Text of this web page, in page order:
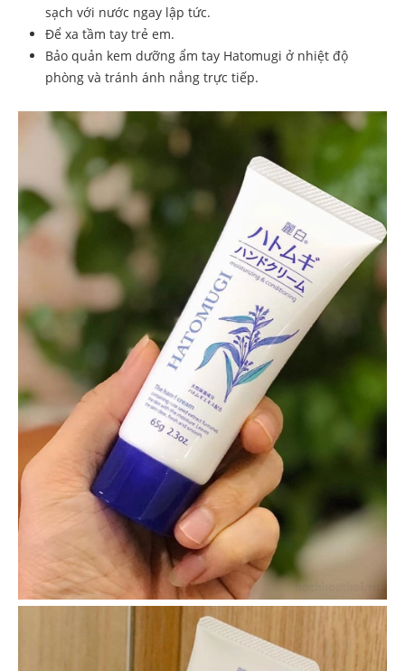
sạch với nước ngay lập tức.
Để xa tầm tay trẻ em.
Bảo quản kem dưỡng ẩm tay Hatomugi ở nhiệt độ
phòng và tránh ánh nắng trực tiếp.